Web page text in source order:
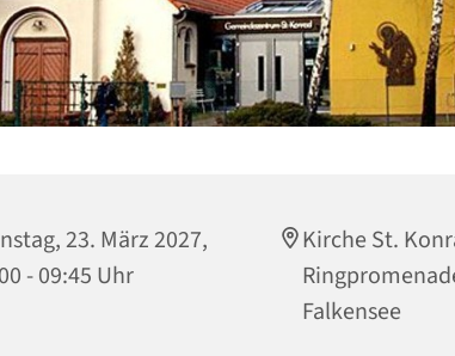
23. März 2027,
- 09:45 Uhr
Kirche St.
Falkensee